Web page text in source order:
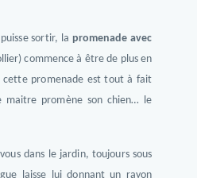
sortir, la promenade avec
commence à être de plus en
cette promenade est tout à fait
maitre promène son chien… le
dans le jardin, toujours sous
laisse lui donnant un rayon